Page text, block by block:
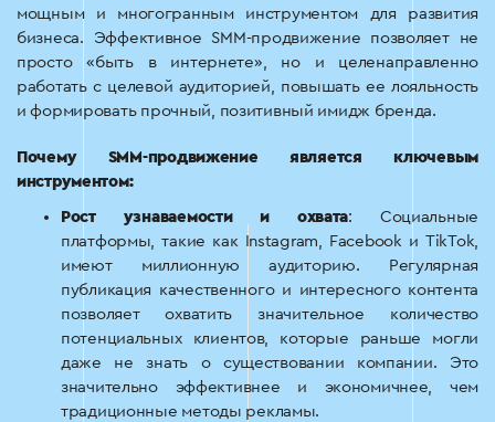
мощным и многогранным инструментом для развития
бизнеса. Эффективное SMM-продвижение позволяет не
просто «быть в интернете», но и целенаправленно
работать с целевой аудиторией, повышать ее лояльность
и формировать прочный, позитивный имидж бренда.
Почему SMM-продвижение является ключевым
инструментом:
Рост узнаваемости и охвата: Социальные
платформы, такие как Instagram, Facebook и TikTok,
имеют миллионную аудиторию. Регулярная
публикация качественного и интересного контента
позволяет охватить значительное количество
потенциальных клиентов, которые раньше могли
даже не знать о существовании компании. Это
значительно эффективнее и экономичнее, чем
традиционные методы рекламы.